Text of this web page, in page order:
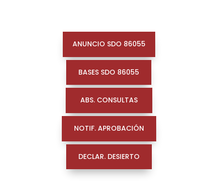
ANUNCIO SDO 86055
BASES SDO 86055
ABS. CONSULTAS
NOTIF. APROBACIÓN
DECLAR. DESIERTO